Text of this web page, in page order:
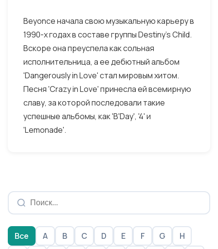
Beyonce начала свою музыкальную карьеру в
1990-х годах в составе группы Destiny's Child.
Вскоре она преуспела как сольная
исполнительница, а ее дебютный альбом
'Dangerously in Love' стал мировым хитом.
Песня 'Crazy in Love' принесла ей всемирную
славу, за которой последовали такие
успешные альбомы, как 'B'Day', '4' и
'Lemonade'.
Все A B C D E F G
H